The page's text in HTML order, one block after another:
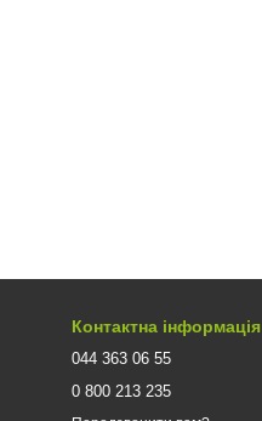
Контактна інформація
044 363 06 55
0 800 213 235